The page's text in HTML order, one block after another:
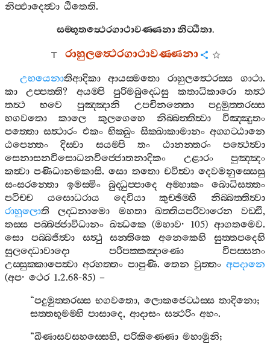
නිප‍්ඵාදෙත්‍වා ඨිතෙති.
සම‍්භූතත්‍ථෙරගාථාවණ‍්ණනානිට‍්ඨිතා.
රාහුලත්‍ථෙරගාථාවණ‍්ණනා
උභයෙනාතිආදිකා ආයස‍්මතො රාහුලත්‍ථෙරස‍්ස ගාථා.
කා
උප‍්පත‍්ති? අයම‍්පි පුරිමබුද‍්ධෙසු කතාධිකාරො
තත්‍ථ
තත්‍ථ
භවෙ පුඤ‍්ඤානි උපචිනන‍්තො
පදුමුත‍්තරස‍්ස
භගවතො
කාලෙ කුලගෙහෙ නිබ‍්බත‍්තිත්‍වා
විඤ‍්ඤුතං
පත‍්තො සත්‍ථාරං එකං භික‍්ඛුං සික‍්ඛාකාමානං අග‍්ගට‍්ඨානෙ
ඨපෙන‍්තං
දිස‍්වා සයම‍්පි තං ඨානන‍්තරං
පත්‍ථෙත්‍වා
සෙනාසනවිසොධනවිජ‍්ජොතනාදිකං
උළාරං
පුඤ‍්ඤං
කත්‍වා පණිධානමකාසි.සො තතො චවිත්‍වා දෙවමනුස‍්සෙසු
සංසරන‍්තො
ඉමස‍්මිං බුද‍්ධුප‍්පාදෙ අම‍්හාකං
බොධිසත‍්තං
පටිච‍්ච
යසොධරාය දෙවියා කුච‍්ඡිම‍්හි
නිබ‍්බත‍්තිත්‍වා
රාහුලොති ලද‍්ධනාමො මහතා ඛත‍්තියපරිවාරෙන වඩ‍්ඪි,
තස‍්ස පබ‍්බජ‍්ජාවිධානං ඛන්‍ධකෙ (මහාව· 105)ආගතමෙව.
සො
පබ‍්බජිත්‍වා සත්‍ථු සන‍්තිකෙ අනෙකෙහි
සුත‍්තපදෙහි
සුලද‍්ධොවාදො
පරිපක‍්කඤාණො
විපස‍්සනං
උස‍්සුක‍්කාපෙත්‍වා අරහත‍්තං පාපුණි.තෙන වුත‍්තං අපදානෙ
(අප· ථෙර1.2.68-85) –
“පදුමුත‍්තරස‍්ස භගවතො,ලොකජෙට‍්ඨස‍්ස තාදිනො;
සත‍්තභූමම‍්හි පාසාදෙ,ආදාසං සන්‍ථරිං අහං.
“ඛීණාසවසහස‍්සෙහි,පරිකිණ‍්ණො මහාමුනි;